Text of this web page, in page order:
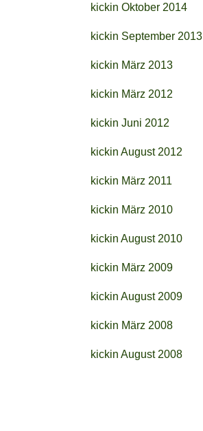
kickin Oktober 2014
kickin September 2013
kickin März 2013
kickin März 2012
kickin Juni 2012
kickin August 2012
kickin März 2011
kickin März 2010
kickin August 2010
kickin März 2009
kickin August 2009
kickin März 2008
kickin August 2008